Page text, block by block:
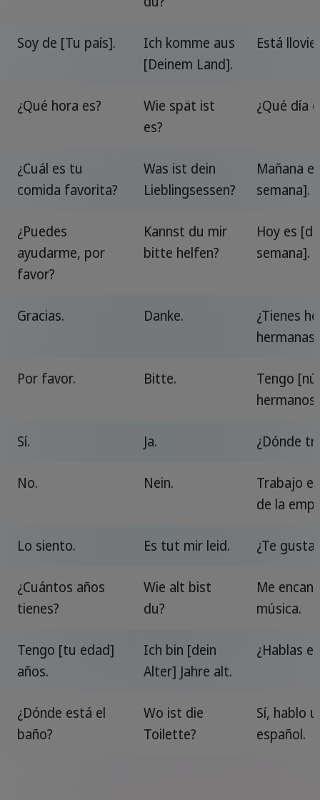
Soy de [Tu país].
Ich komme aus
[Deinem Land].
Está
¿Qué hora es?
Wie spät ist
es?
¿Qué día
¿Cuál es tu
comida favorita?
Was ist dein
Lieblingsessen?
Mañana
semana].
¿Puedes
ayudarme, por
favor?
Kannst du mir
bitte helfen?
Hoy es
semana].
Gracias. Danke.
¿Tienes
hermanas?
Por favor. Bitte.
Tengo
Sí. Ja. ¿Dónde
No. Nein.
Trabajo
de la
Lo siento. Es tut mir leid. ¿Te gusta
¿Cuántos años
tienes?
Wie alt bist
du?
Me
música.
Tengo [tu edad]
años.
Ich bin [dein
Alter] Jahre alt.
¿Hablas
¿Dónde está el
baño?
Wo ist die
Toilette?
Sí, hablo
español.